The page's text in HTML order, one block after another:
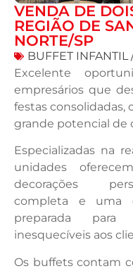
VENDA DE
REGIÃO DE
NORTE/SP
BUFFET INFANTIL
Excelente
empresários que
festas consolidadas,
grande potencial de
Especializadas na
unidades
decorações
completa e uma
preparada para
inesquecíveis aos
Os buffets contam